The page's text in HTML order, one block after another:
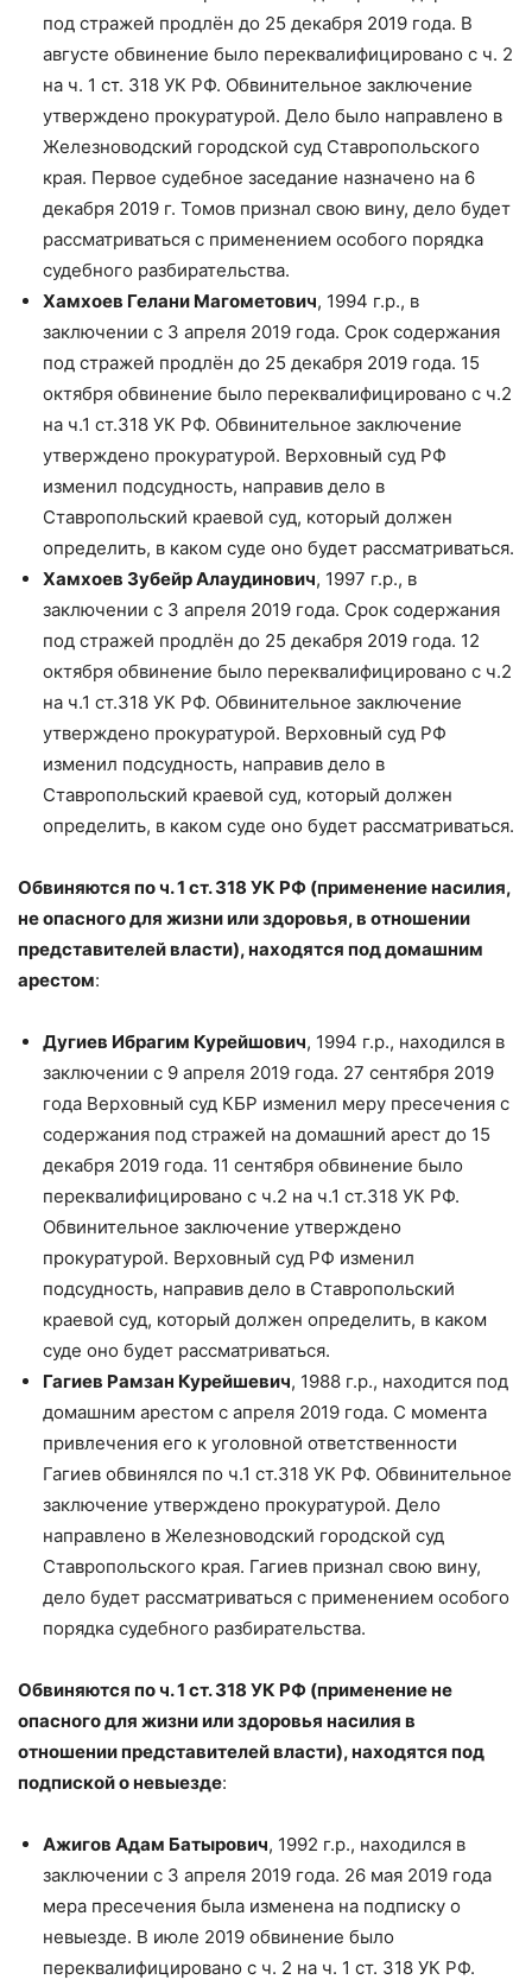
под стражей продлён до 25 декабря 2019 года. В
августе обвинение было переквалифицировано с ч. 2
на ч. 1 ст. 318 УК РФ. Обвинительное заключение
утверждено прокуратурой. Дело было направлено в
Железноводский городской суд Ставропольского
края. Первое судебное заседание назначено на 6
декабря 2019 г. Томов признал свою вину, дело будет
рассматриваться с применением особого порядка
судебного разбирательства.
Хамхоев Гелани Магометович, 1994 г.р., в
заключении с 3 апреля 2019 года. Срок содержания
под стражей продлён до 25 декабря 2019 года. 15
октября обвинение было переквалифицировано с ч.2
на ч.1 ст.318 УК РФ. Обвинительное заключение
утверждено прокуратурой. Верховный суд РФ
изменил подсудность, направив дело в
Ставропольский краевой суд, который должен
определить, в каком суде оно будет рассматриваться.
Хамхоев Зубейр Алаудинович, 1997 г.р., в
заключении с 3 апреля 2019 года. Срок содержания
под стражей продлён до 25 декабря 2019 года. 12
октября обвинение было переквалифицировано с ч.2
на ч.1 ст.318 УК РФ. Обвинительное заключение
утверждено прокуратурой. Верховный суд РФ
изменил подсудность, направив дело в
Ставропольский краевой суд, который должен
определить, в каком суде оно будет рассматриваться.
Обвиняются по ч. 1 ст. 318 УК РФ (применение насилия,
не опасного для жизни или здоровья, в отношении
представителей власти), находятся под домашним
арестом:
Дугиев Ибрагим Курейшович, 1994 г.р., находился в
заключении с 9 апреля 2019 года. 27 сентября 2019
года Верховный суд КБР изменил меру пресечения с
содержания под стражей на домашний арест до 15
декабря 2019 года. 11 сентября обвинение было
переквалифицировано с ч.2 на ч.1 ст.318 УК РФ.
Обвинительное заключение утверждено
прокуратурой. Верховный суд РФ изменил
подсудность, направив дело в Ставропольский
краевой суд, который должен определить, в каком
суде оно будет рассматриваться.
Гагиев Рамзан Курейшевич, 1988 г.р., находится под
домашним арестом с апреля 2019 года. С момента
привлечения его к уголовной ответственности
Гагиев обвинялся по ч.1 ст.318 УК РФ. Обвинительное
заключение утверждено прокуратурой. Дело
направлено в Железноводский городской суд
Ставропольского края. Гагиев признал свою вину,
дело будет рассматриваться с применением особого
порядка судебного разбирательства.
Обвиняются по ч. 1 ст. 318 УК РФ (применение не
опасного для жизни или здоровья насилия в
отношении представителей власти), находятся под
подпиской о невыезде:
Ажигов Адам Батырович, 1992 г.р., находился в
заключении с 3 апреля 2019 года. 26 мая 2019 года
мера пресечения была изменена на подписку о
невыезде. В июле 2019 обвинение было
переквалифицировано с ч. 2 на ч. 1 ст. 318 УК РФ.